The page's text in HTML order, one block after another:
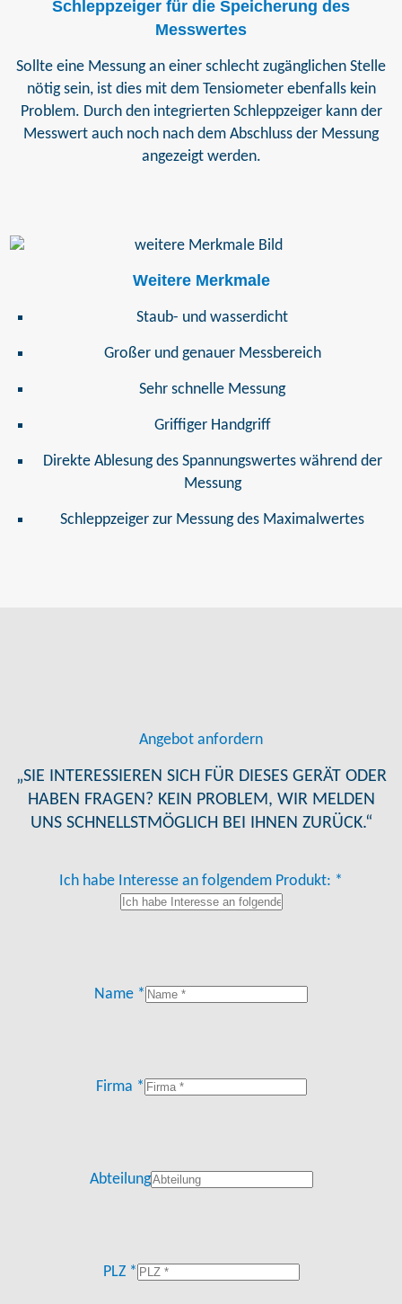
Schleppzeiger für die Speicherung des
Messwertes
Sollte eine Messung an einer schlecht zugänglichen Stelle
nötig sein, ist dies mit dem Tensiometer ebenfalls kein
Problem. Durch den integrierten Schleppzeiger kann der
Messwert auch noch nach dem Abschluss der Messung
angezeigt werden.
Weitere Merkmale
Staub- und wasserdicht
Großer und genauer Messbereich
Sehr schnelle Messung
Griffiger Handgriff
Direkte Ablesung des Spannungswertes während der
Messung
Schleppzeiger zur Messung des Maximalwertes
Angebot anfordern
„SIE INTERESSIEREN SICH FÜR DIESES GERÄT ODER
HABEN FRAGEN? KEIN PROBLEM, WIR MELDEN
UNS SCHNELLSTMÖGLICH BEI IHNEN ZURÜCK.“
Ich habe Interesse an folgendem Produkt: *
Name *
Firma *
Abteilung
PLZ *